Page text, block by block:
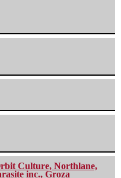
Culture, Northlane,
inc., Groza